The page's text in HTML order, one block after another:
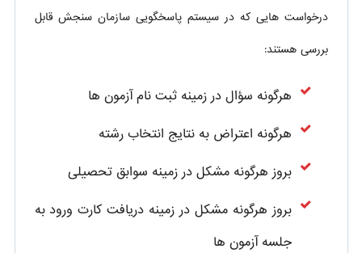
درخواست هایی که در سیستم پاسخگویی سازمان سنجش قابل
بررسی هستند:
هرگونه سؤال در زمینه ثبت نام آزمون ها
هرگونه اعتراض به نتایج انتخاب رشته
بروز هرگونه مشکل در زمینه سوابق تحصیلی
بروز هرگونه مشکل در زمینه دریافت کارت ورود به
جلسه آزمون ها